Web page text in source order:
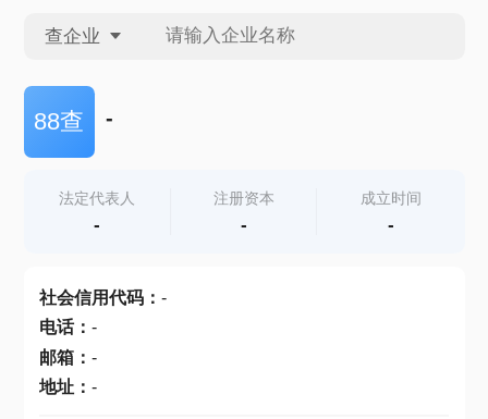
查企业
查企业
查产地
88查 -
法定代表人
-
注册资本
-
成立时间
-
社会信用代码： -
电话： -
邮箱： -
地址： -